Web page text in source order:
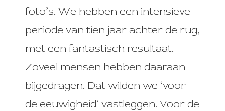
foto’s. We hebben een intensieve
periode van tien jaar achter de rug,
met een fantastisch resultaat.
Zoveel mensen hebben daaraan
bijgedragen. Dat wilden we ‘voor
de eeuwigheid’ vastleggen. Voor de